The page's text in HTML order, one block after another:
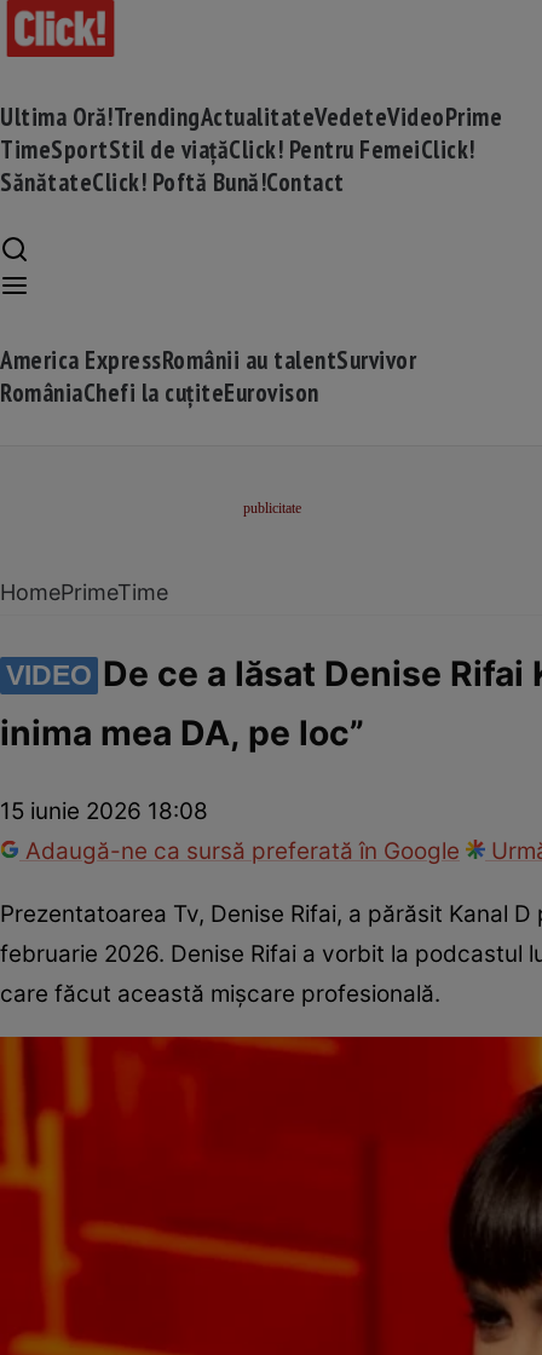
Ultima Oră!TrendingActualitateVedeteVideoPrime
TimeSportStil de viațăClick! Pentru FemeiClick!
SănătateClick! Poftă Bună!Contact
America ExpressRomânii au talentSurvivor
RomâniaChefi la cuțiteEurovison
HomePrimeTime
VIDEO De ce a lăsat Denise
inima mea DA, pe loc”
15 iunie 2026 18:08
Adaugă-ne ca sursă preferată în Google
Prezentatoarea Tv, Denise Rifai, a părăsit Kanal
februarie 2026. Denise Rifai a vorbit la podcastul
care făcut această mișcare profesională.